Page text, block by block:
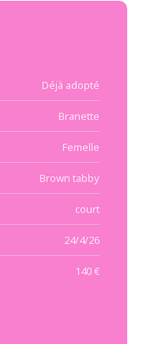
Déjà adopté
Branette
Femelle
Brown tabby
court
24/4/26
140 €